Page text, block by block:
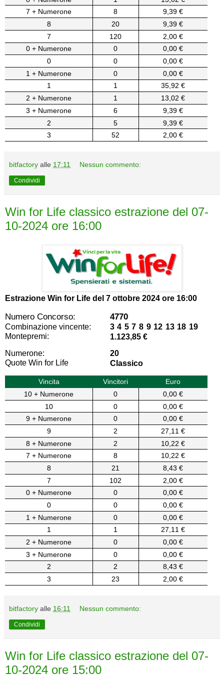
7 + Numerone
8
9,39 €
8
20
9,39 €
7
120
2,00 €
0 + Numerone
0
0,00 €
0
0
0,00 €
1 + Numerone
0
0,00 €
1
1
35,92 €
2 + Numerone
1
13,02 €
3 + Numerone
6
9,39 €
2
5
9,39 €
3
52 2,00 €
bitfactory alle 17:11 Nessun commento:
Condividi
Win for Life classico estrazione del 07-
10-2024 ore 16:00
Estrazione Win for Life del 7 ottobre 2024 ore 16:00
Numero Concorso: 4770
Combinazione vincente:
3 4 5 7 8 9 12 13 18 19
Montepremi:
1.123,85 €
Numerone:
20
Quote Win for Life
Classico
Vincita Vincitori
Euro
10 + Numerone
0
0,00 €
10
0
0,00 €
9 + Numerone
0
0,00 €
9
2
27,11 €
8 + Numerone
2
10,22 €
7 + Numerone
8
10,22 €
8
21
8,43 €
7
102
2,00 €
0 + Numerone
0
0,00 €
0
0
0,00 €
1 + Numerone
0
0,00 €
1
1
27,11 €
2 + Numerone
0
0,00 €
3 + Numerone
0
0,00 €
2
2
8,43 €
3
23 2,00 €
bitfactory alle 16:11 Nessun commento:
Condividi
Win for Life classico estrazione del 07-
10-2024 ore 15:00